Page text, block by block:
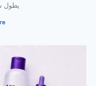
يطول
»